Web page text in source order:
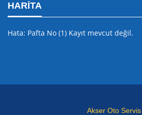
HARITA
Hata: Pafta No (1) Kayıt mevcut değil.
Akser Oto Servis